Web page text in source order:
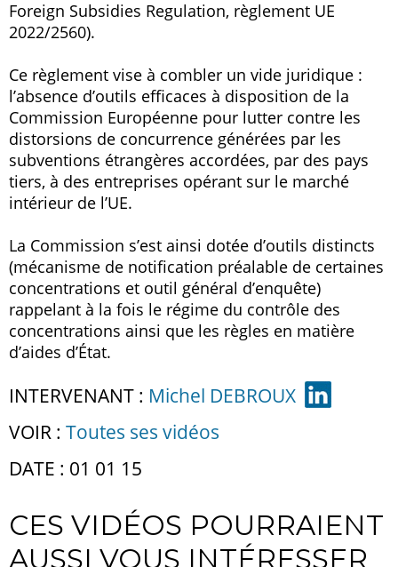
Foreign Subsidies Regulation, règlement UE
2022/2560).
Ce règlement vise à combler un vide juridique :
l’absence d’outils efficaces à disposition de la
Commission Européenne pour lutter contre les
distorsions de concurrence générées par les
subventions étrangères accordées, par des pays
tiers, à des entreprises opérant sur le marché
intérieur de l’UE.
La Commission s’est ainsi dotée d’outils distincts
(mécanisme de notification préalable de certaines
concentrations et outil général d’enquête)
rappelant à la fois le régime du contrôle des
concentrations ainsi que les règles en matière
d’aides d’État.
INTERVENANT : Michel DEBROUX
VOIR : Toutes ses vidéos
DATE : 01 01 15
CES VIDÉOS POURRAIENT
AUSSI VOUS INTÉRESSER